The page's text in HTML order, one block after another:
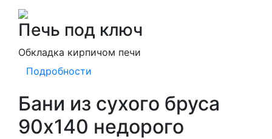
Печь под ключ
Обкладка кирпичом печи
Подробности
Бани из сухого бруса
90х140 недорого